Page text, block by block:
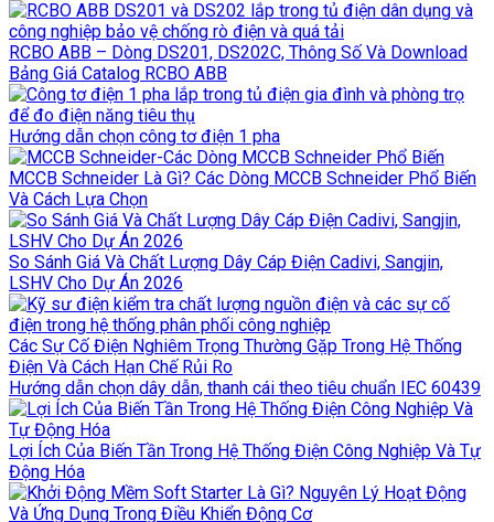
RCBO ABB – Dòng DS201, DS202C, Thông Số Và Download
Bảng Giá Catalog RCBO ABB
Hướng dẫn chọn công tơ điện 1 pha
MCCB Schneider Là Gì? Các Dòng MCCB Schneider Phổ Biến
Và Cách Lựa Chọn
So Sánh Giá Và Chất Lượng Dây Cáp Điện Cadivi, Sangjin,
LSHV Cho Dự Án 2026
Các Sự Cố Điện Nghiêm Trọng Thường Gặp Trong Hệ Thống
Điện Và Cách Hạn Chế Rủi Ro
Hướng dẫn chọn dây dẫn, thanh cái theo tiêu chuẩn IEC 60439
Lợi Ích Của Biến Tần Trong Hệ Thống Điện Công Nghiệp Và Tự
Động Hóa